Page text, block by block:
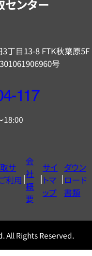
センター
丁目13-8 FTK秋葉原5F
号
18:00
サ
利用
会
社
概
要
サイ
トマ
ップ
ダウン
ロード
書類
All Rights Reserved.